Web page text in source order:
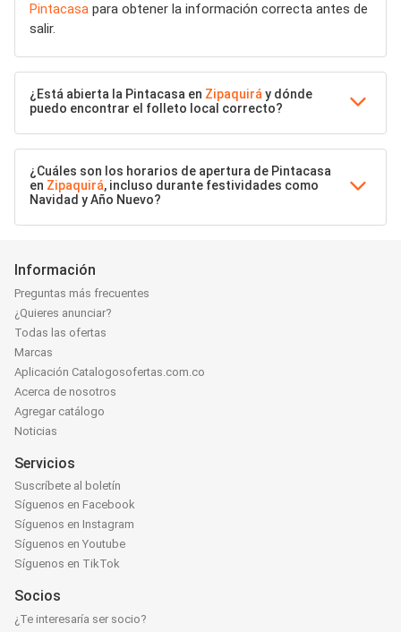
Pintacasa para obtener la información correcta antes de
salir.
¿Está abierta la Pintacasa en Zipaquirá y dónde
puedo encontrar el folleto local correcto?
¿Cuáles son los horarios de apertura de Pintacasa
en Zipaquirá, incluso durante festividades como
Navidad y Año Nuevo?
Información
Preguntas más frecuentes
¿Quieres anunciar?
Todas las ofertas
Marcas
Aplicación Catalogosofertas.com.co
Acerca de nosotros
Agregar catálogo
Noticias
Servicios
Suscríbete al boletín
Síguenos en Facebook
Síguenos en Instagram
Síguenos en Youtube
Síguenos en TikTok
Socios
¿Te interesaría ser socio?